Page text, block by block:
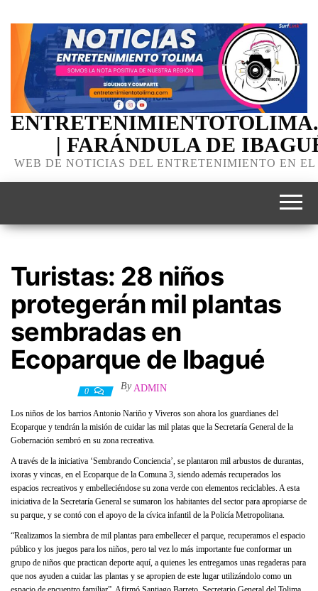
| FARÁNDULA DE
WEB DE NOTICIAS DEL ENTRETENIMIENTO EN
Turistas: 28 niños
protegerán mil plantas
sembradas en
Ecoparque de Ibagué
0 By ADMIN
Los niños de los barrios Antonio Nariño y Viveros son ahora los guardianes del
Ecoparque y tendrán la misión de cuidar las mil platas que la Secretaría General de la
Gobernación sembró en su zona recreativa.
A través de la iniciativa ‘Sembrando Conciencia’, se plantaron mil arbustos de durantas,
ixoras y vincas, en el Ecoparque de la Comuna 3, siendo además recuperados los
espacios recreativos y embelleciéndose su zona verde con elementos reciclables. A esta
iniciativa de la Secretaría General se sumaron los habitantes del sector para apropiarse de
su parque, y se contó con el apoyo de la cívica infantil de la Policía Metropolitana.
“Realizamos la siembra de mil plantas para embellecer el parque, recuperamos el espacio
público y los juegos para los niños, pero tal vez lo más importante fue conformar un
grupo de niños que practican deporte aquí, a quienes les entregamos unas regaderas para
que nos ayuden a cuidar las plantas y se apropien de este lugar utilizándolo como un